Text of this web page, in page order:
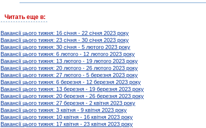
Читать еще в:
Вакансії цього тижня: 16 січня - 22 січня 2023 року
Вакансії цього тижня: 23 січня - 30 січня 2023 року
Вакансії цього тижня: 30 січня - 5 лютого 2023 року
Вакансії цього тижня: 6 лютого - 12 лютого 2023 року
Вакансії цього тижня: 13 лютого - 19 лютого 2023 року
Вакансії цього тижня: 20 лютого - 26 лютого 2023 року
Вакансії цього тижня: 27 лютого - 5 березня 2023 року
Вакансії цього тижня: 6 березня - 12 березня 2023 року
Вакансії цього тижня: 13 березня - 19 березня 2023 року
Вакансії цього тижня: 20 березня - 26 березня 2023 року
Вакансії цього тижня: 27 березня - 2 квітня 2023 року
Вакансії цього тижня: 3 квітня - 9 квітня 2023 року
Вакансії цього тижня: 10 квітня - 16 квітня 2023 року
Вакансії цього тижня: 17 квітня - 23 квітня 2023 року